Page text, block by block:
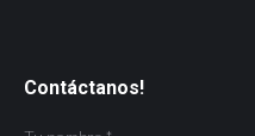
Contáctanos!